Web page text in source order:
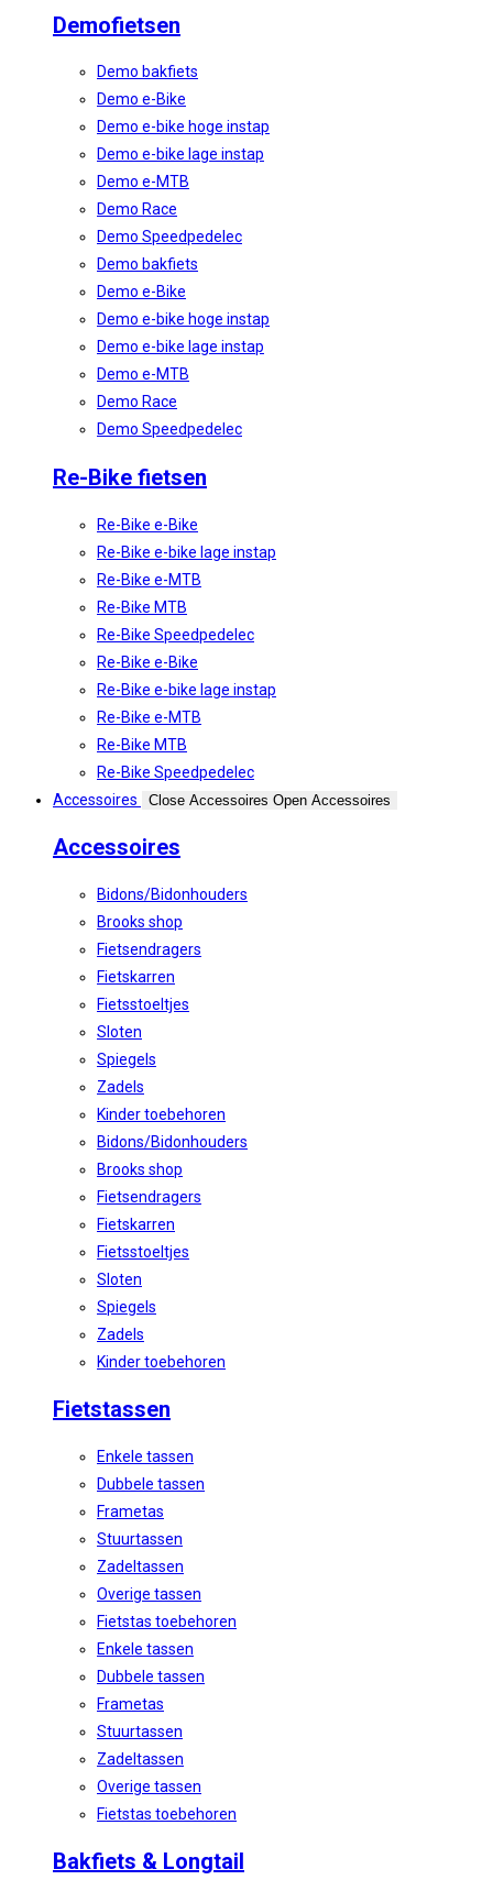
Demofietsen
Demo bakfiets
Demo e-Bike
Demo e-bike hoge instap
Demo e-bike lage instap
Demo e-MTB
Demo Race
Demo Speedpedelec
Demo bakfiets
Demo e-Bike
Demo e-bike hoge instap
Demo e-bike lage instap
Demo e-MTB
Demo Race
Demo Speedpedelec
Re-Bike fietsen
Re-Bike e-Bike
Re-Bike e-bike lage instap
Re-Bike e-MTB
Re-Bike MTB
Re-Bike Speedpedelec
Re-Bike e-Bike
Re-Bike e-bike lage instap
Re-Bike e-MTB
Re-Bike MTB
Re-Bike Speedpedelec
Accessoires
Close Accessoires Open Accessoires
Accessoires
Bidons/Bidonhouders
Brooks shop
Fietsendragers
Fietskarren
Fietsstoeltjes
Sloten
Spiegels
Zadels
Kinder toebehoren
Bidons/Bidonhouders
Brooks shop
Fietsendragers
Fietskarren
Fietsstoeltjes
Sloten
Spiegels
Zadels
Kinder toebehoren
Fietstassen
Enkele tassen
Dubbele tassen
Frametas
Stuurtassen
Zadeltassen
Overige tassen
Fietstas toebehoren
Enkele tassen
Dubbele tassen
Frametas
Stuurtassen
Zadeltassen
Overige tassen
Fietstas toebehoren
Bakfiets & Longtail